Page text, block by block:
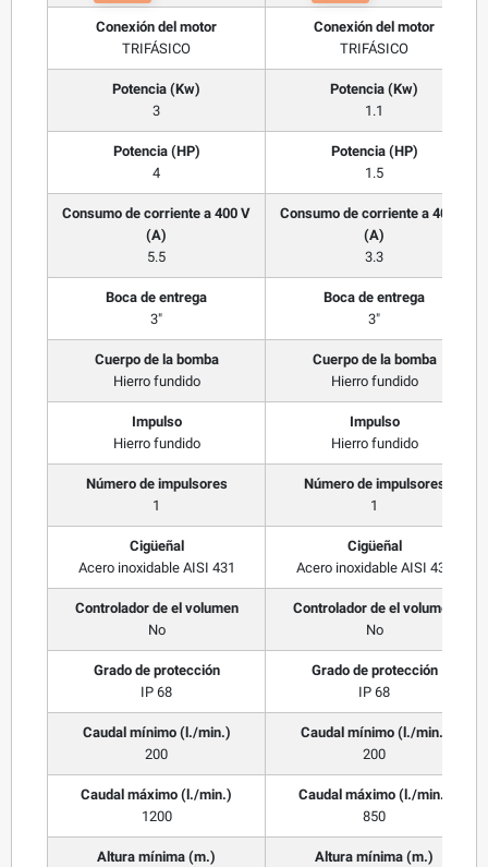
Conexión del motor
TRIFÁSICO
Conexión del motor
TRIFÁSICO
Potencia (Kw)
3
Potencia (Kw)
1.1
Potencia (HP)
4
Potencia (HP)
1.5
Consumo de corriente a 400 V
(A)
5.5
Consumo de corriente a 400 V
(A)
3.3
Boca de entrega
3"
Boca de entrega
3"
Cuerpo de la bomba
Hierro fundido
Cuerpo de la bomba
Hierro fundido
Impulso
Hierro fundido
Impulso
Hierro fundido
Número de impulsores
1
Número de impulsores
1
Cigüeñal
Acero inoxidable AISI 431
Cigüeñal
Acero inoxidable AISI 431
Controlador de el volumen
No
Controlador de el volumen
No
Grado de protección
IP 68
Grado de protección
IP 68
Caudal mínimo (l./min.)
200
Caudal mínimo (l./min.)
200
Caudal máximo (l./min.)
1200
Caudal máximo (l./min.)
850
Altura mínima (m.)
Altura mínima (m.)